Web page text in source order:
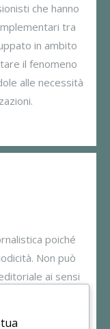
che hanno
tra
in ambito
il fenomeno
alle necessità
poiché
Non può
ai sensi
nei post.